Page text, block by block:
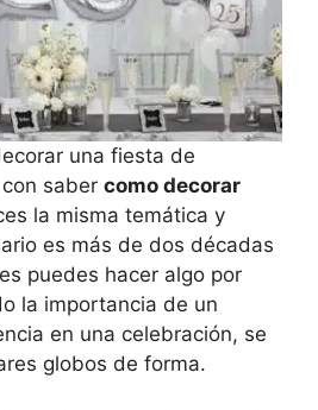
una fiesta de
saber como decorar
la misma temática y
es más de dos décadas
puedes hacer algo por
la importancia de un
en una celebración, se
globos de forma.